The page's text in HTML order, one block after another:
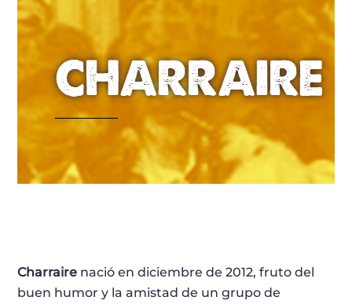
CHARRAIRE
Charraire nació en diciembre de 2012, fruto del
buen humor y la amistad de un grupo de